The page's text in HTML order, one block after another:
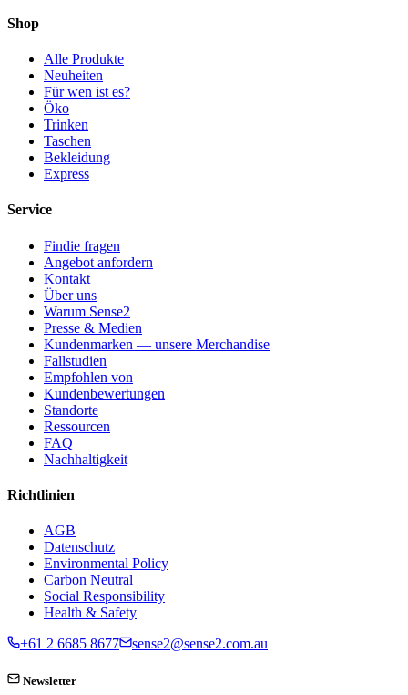
Shop
Alle Produkte
Neuheiten
Für wen ist es?
Öko
Trinken
Taschen
Bekleidung
Express
Service
Findie fragen
Angebot anfordern
Kontakt
Über uns
Warum Sense2
Presse & Medien
Kundenmarken — unsere Merchandise
Fallstudien
Empfohlen von
Kundenbewertungen
Standorte
Ressourcen
FAQ
Nachhaltigkeit
Richtlinien
AGB
Datenschutz
Environmental Policy
Carbon Neutral
Social Responsibility
Health & Safety
+61 2 6685 8677
sense2@sense2.com.au
Newsletter